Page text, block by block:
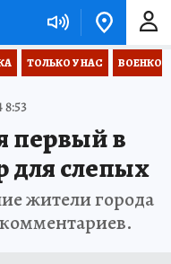
ТОЛЬКО У НАС
первый в
для слепых
жители города